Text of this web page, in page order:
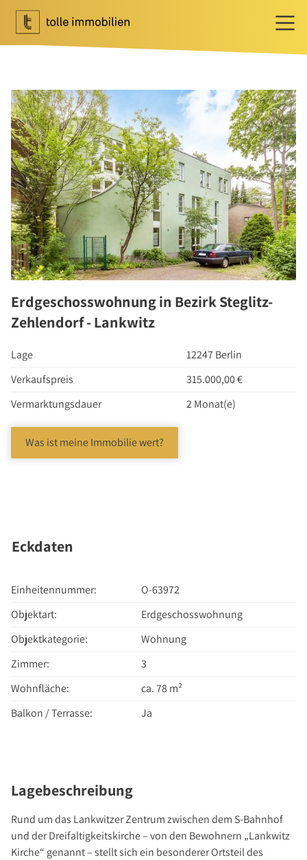
Ihr Makler für Wohnen
Immobilie bewerten
Immobilie verkaufen
Referenzen
Tippgeber
Newsletter Wohnen
Investment
Ihr Makler für Investment
Marktbericht 2025/2026
Investment Suchauftrag
Newsletter Investment
Immobilie kaufen
Immobilienangebote
Immobilienmarkt
Services
News
Ratgeber
Über Uns
Unternehmen
Team
Kundenbewertungen
Stellenangebote
Erdgeschosswohnung in Bezirk Steglitz-
Zehlendorf - Lankwitz
Lage
12247 Berlin
Verkaufspreis
315.000,00 €
Vermarktungsdauer
2 Monat(e)
Was ist meine Immobilie wert?
Eckdaten
Einheitennummer:
O-63972
Objektart:
Erdgeschosswohnung
Objektkategorie:
Wohnung
Zimmer:
3
Wohnfläche:
ca. 78 m²
Balkon / Terrasse:
Ja
Lagebeschreibung
Rund um das Lankwitzer Zentrum zwischen dem S-Bahnhof
und der Dreifaltigkeitskirche – von den Bewohnern „Lankwitz
Kirche“ genannt – stellt sich ein besonderer Ortsteil des